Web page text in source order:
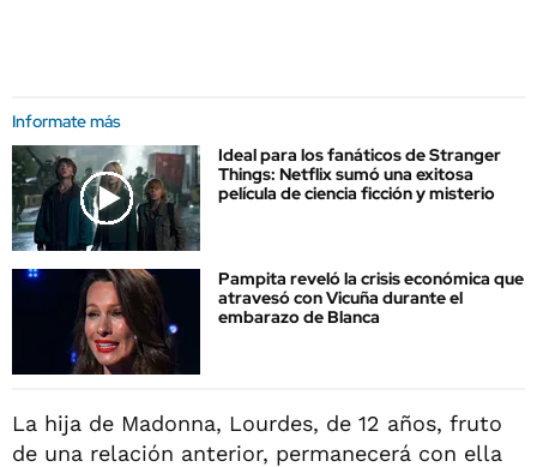
Informate más
Ideal para los fanáticos de Stranger
Things: Netflix sumó una exitosa
película de ciencia ficción y misterio
Pampita reveló la crisis económica que
atravesó con Vicuña durante el
embarazo de Blanca
La hija de Madonna, Lourdes, de 12 años, fruto
de una relación anterior, permanecerá con ella